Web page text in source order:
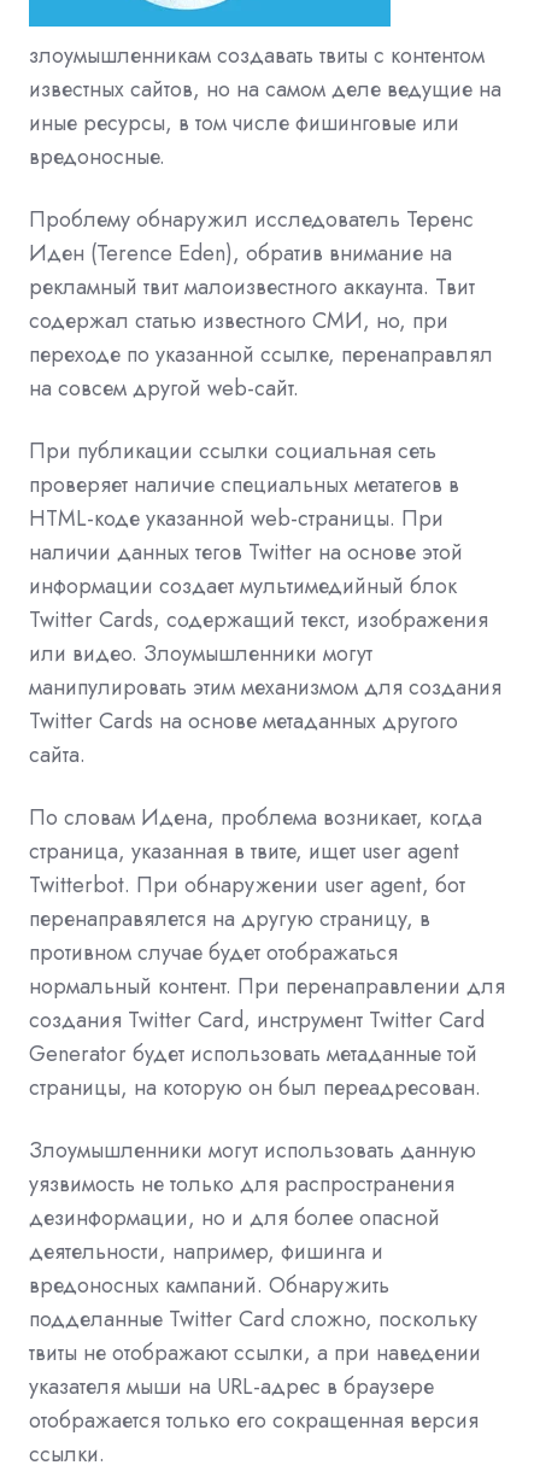
злоумышленникам создавать твиты с контентом
известных сайтов, но на самом деле ведущие на
иные ресурсы, в том числефишинговые или
вредоносные.
Проблему обнаружил исследователь Теренс
Иден (Terence Eden), обратив внимание на
рекламный твит малоизвестного аккаунта. Твит
содержал статью известного СМИ, но, при
переходе по указанной ссылке, перенаправлял
на совсем другой web-сайт.
При публикации ссылки социальная сеть
проверяет наличие специальных метатегов в
HTML-коде указанной web-страницы. При
наличии данных тегов Twitter на основе этой
информации создает мультимедийный блок
Twitter Cards, содержащий текст, изображения
или видео. Злоумышленники могут
манипулировать этим механизмом для создания
Twitter Cards на основе метаданных другого
сайта.
По словам Идена, проблема возникает, когда
страница, указанная в твите, ищет user agent
Twitterbot. При обнаружении user agent, бот
перенаправялется на другую страницу, в
противном случае будет отображаться
нормальный контент. При перенаправлении для
создания Twitter Card, инструмент Twitter Card
Generator будет использовать метаданные той
страницы, на которую он был переадресован.
Злоумышленники могут использовать данную
уязвимость не только для распространения
дезинформации, но и для более опасной
деятельности, например, фишинга и
вредоносных кампаний. Обнаружить
подделанные Twitter Card сложно, поскольку
твиты не отображают ссылки, а при наведении
указателя мыши на URL-адрес в браузере
отображается только его сокращенная версия
ссылки.